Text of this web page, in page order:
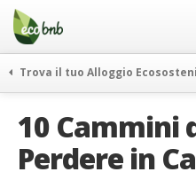
Menu
Salta
contenuto
Offerte Speciali
Regali
FAQ
Trova il tuo Alloggio
itinerari
curiosità
10 Cammini
Perdere in